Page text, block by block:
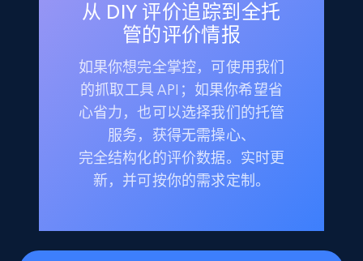
从 DIY 评价追踪到全托
管的评价情报
如果你想完全掌控，可使用我们
的抓取工具 API；如果你希望省
心省力，也可以选择我们的托管
服务，获得无需操心、
完全结构化的评价数据。实时更
新，并可按你的需求定制。